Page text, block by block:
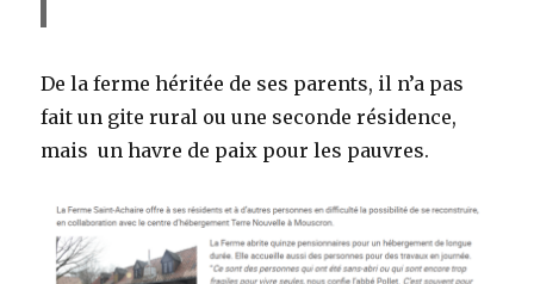
De la ferme héritée de ses parents, il n’a pas
fait un gite rural ou une seconde résidence,
mais un havre de paix pour les pauvres.